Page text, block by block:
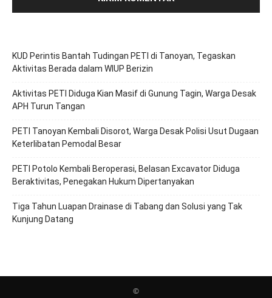
KUD Perintis Bantah Tudingan PETI di Tanoyan, Tegaskan
Aktivitas Berada dalam WIUP Berizin
Aktivitas PETI Diduga Kian Masif di Gunung Tagin, Warga Desak
APH Turun Tangan
PETI Tanoyan Kembali Disorot, Warga Desak Polisi Usut Dugaan
Keterlibatan Pemodal Besar
PETI Potolo Kembali Beroperasi, Belasan Excavator Diduga
Beraktivitas, Penegakan Hukum Dipertanyakan
Tiga Tahun Luapan Drainase di Tabang dan Solusi yang Tak
Kunjung Datang
©